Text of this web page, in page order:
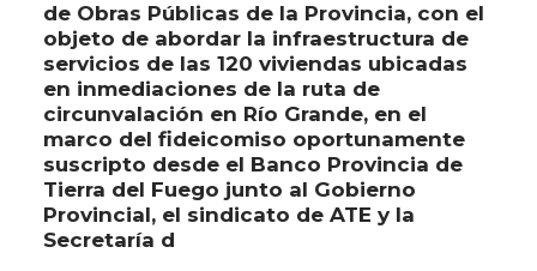
de Obras Públicas de la Provincia, con el
objeto de abordar la infraestructura de
servicios de las 120 viviendas ubicadas
en inmediaciones de la ruta de
circunvalación en Río Grande, en el
marco del fideicomiso oportunamente
suscripto desde el Banco Provincia de
Tierra del Fuego junto al Gobierno
Provincial, el sindicato de ATE y la
Secretaría d